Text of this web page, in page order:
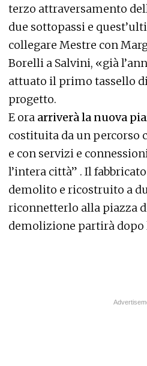
terzo attraversamento
due sottopassi e
collegare Mestre con
Borelli a Salvini, «già
attuato il primo tassello
progetto.
E ora arriverà la nuova
costituita da un percorso
e con servizi e
l’intera città” . Il
demolito e ricostruito a
riconnetterlo alla piazza
demolizione partirà dopo